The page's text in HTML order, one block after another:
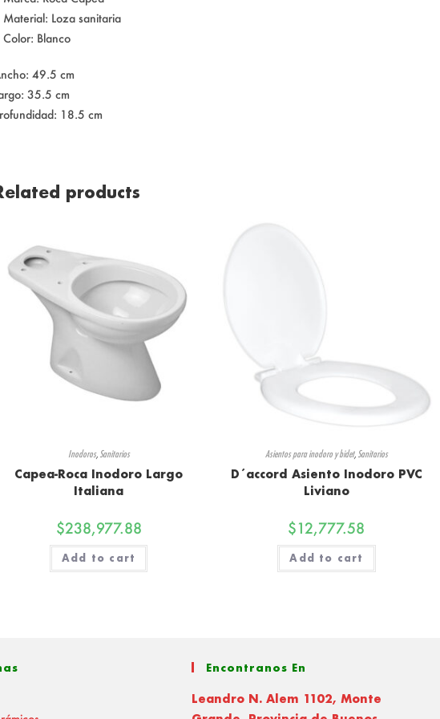
Loza sanitaria
Blanco
49.5 cm
35.5 cm
18.5 cm
products
Inodoros, Sanitarios
Capea-Roca Inodoro Largo
Italiana
$238,977.88
Add to cart
Asientos para inodoro y bidet, Sanitarios
D´accord Asiento Inodoro PVC
Liviano
$12,777.58
Add to cart
Encontranos En
Leandro N. Alem 1102, Monte